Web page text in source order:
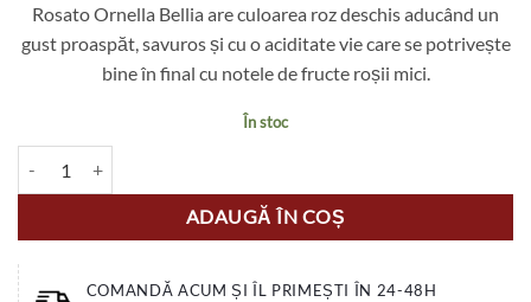
Rosato Ornella Bellia are culoarea roz deschis aducând un
gust proaspăt, savuros și cu o aciditate vie care se potrivește
bine în final cu notele de fructe roșii mici.
În stoc
ADAUGĂ ÎN COȘ
COMANDĂ ACUM ȘI ÎL PRIMEȘTI ÎN 24-48H